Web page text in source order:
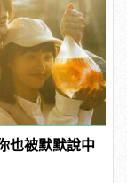
也被默默說中